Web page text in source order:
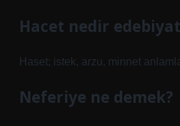
Hacet nedir
Haset; istek, arzu, minnet
Neferiye ne demek?